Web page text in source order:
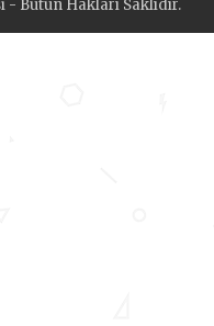
Bütün Hakları Saklıdır.